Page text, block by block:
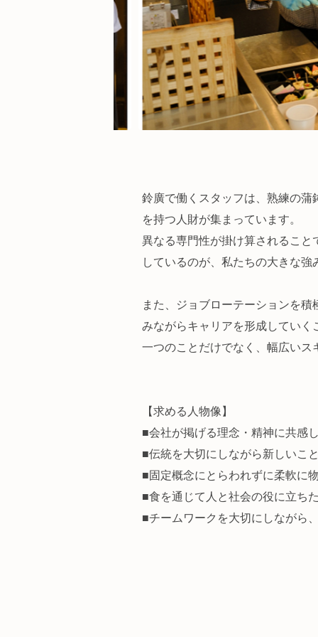
鈴廣で働くスタッフは、熟練の
を持つ人財が集まっています。
異なる専門性が掛け算されるこ
しているのが、私たちの大きな強
また、ジョブローテーションを
みながらキャリアを形成していく
一つのことだけでなく、幅広い
【求める人物像】
■会社が掲げる理念・精神に共感
■伝統を大切にしながら新しいこ
■固定概念にとらわれずに柔軟に
■食を通じて人と社会の役に立ち
■チームワークを大切にしながら